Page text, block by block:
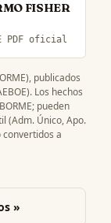
FISHER
PDF oficial
publicados
Los hechos
pueden
(Adm. Único, Apo.
convertidos a
»